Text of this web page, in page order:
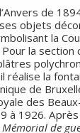
de
objets
la
la section
réalise la
de
des
à 1926.
Mémorial de